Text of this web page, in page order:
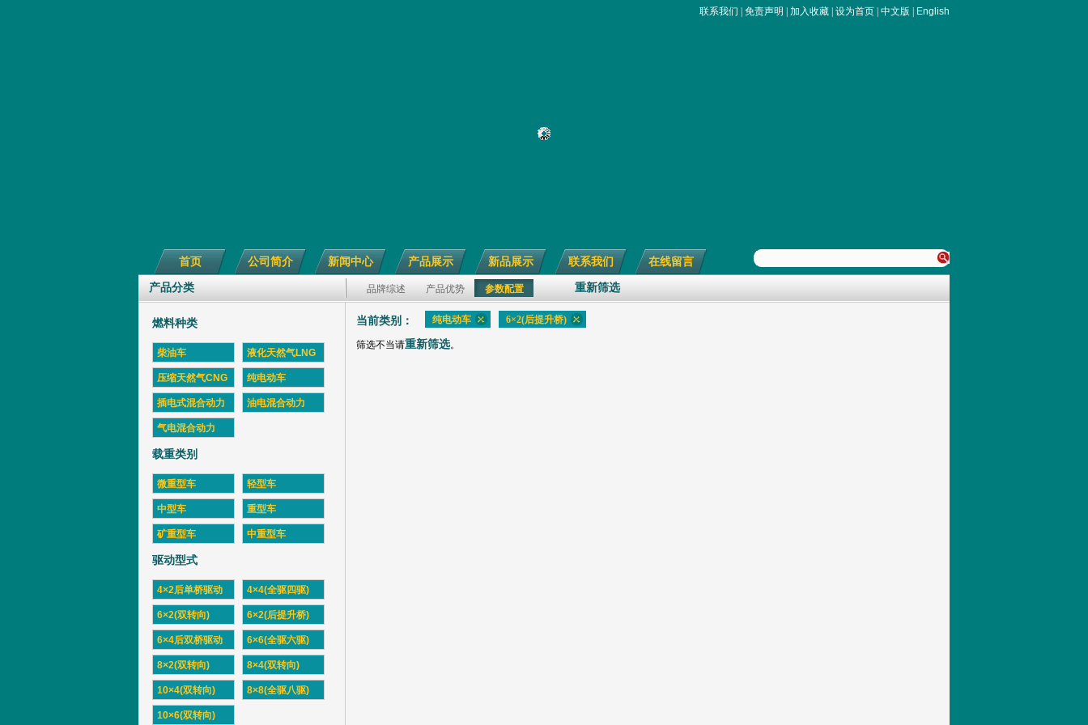
联系我们 免责声明 加入收藏 设为首页 中文版 English
首页 公司简介 新闻中心 产品展示 新品展示 联系我们 在线留言
产品分类 品牌综述 产品优势 参数配置 重新筛选
燃料种类
柴油车 液化天然气LNG
压缩天然气CNG 纯电动车
插电式混合动力 油电混合动力
气电混合动力
载重类别
微重型车 轻型车
中型车 重型车
矿重型车 中重型车
驱动型式
4×2后单桥驱动 4×4(全驱四驱)
6×2(双转向) 6×2(后提升桥)
6×4后双桥驱动 6×6(全驱六驱)
8×2(双转向) 8×4(双转向)
10×4(双转向) 8×8(全驱八驱)
10×6(双转向)
当前类别： 纯电动车 6×2(后提升桥)
筛选不当请重新筛选。